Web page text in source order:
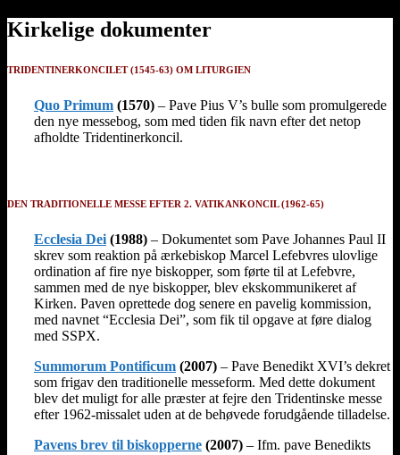
Kirkelige dokumenter
TRIDENTINERKONCILET (1545-63) OM LITURGIEN
Quo Primum (1570) – Pave Pius V’s bulle som promulgerede
den nye messebog, som med tiden fik navn efter det netop
afholdte Tridentinerkoncil.
DEN TRADITIONELLE MESSE EFTER 2. VATIKANKONCIL (1962-65)
Ecclesia Dei (1988) – Dokumentet som Pave Johannes Paul II
skrev som reaktion på ærkebiskop Marcel Lefebvres ulovlige
ordination af fire nye biskopper, som førte til at Lefebvre,
sammen med de nye biskopper, blev ekskommunikeret af
Kirken. Paven oprettede dog senere en pavelig kommission,
med navnet “Ecclesia Dei”, som fik til opgave at føre dialog
med SSPX.
Summorum Pontificum (2007) – Pave Benedikt XVI’s dekret
som frigav den traditionelle messeform. Med dette dokument
blev det muligt for alle præster at fejre den Tridentinske messe
efter 1962-missalet uden at de behøvede forudgående tilladelse.
Pavens brev til biskopperne (2007) – Ifm. pave Benedikts